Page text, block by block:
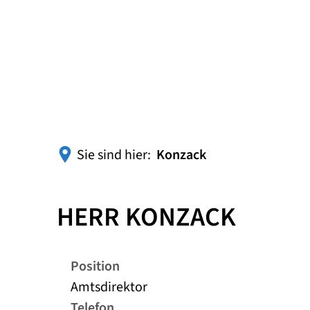
Sie sind hier: Konzack
HERR KONZACK
Position
Amtsdirektor